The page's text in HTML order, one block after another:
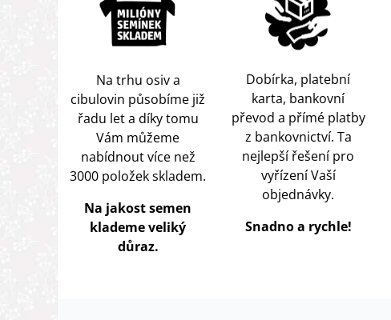
Na trhu osiv a
cibulovin působíme již
řadu let a díky tomu
Vám můžeme
nabídnout více než
3000 položek skladem.
Na jakost semen
klademe veliký
důraz.
Dobírka, platební
karta, bankovní
převod a přímé platby
z bankovnictví. Ta
nejlepší řešení pro
vyřízení Vaší
objednávky.
Snadno a rychle!